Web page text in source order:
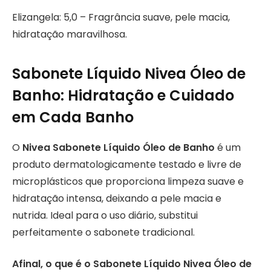
Elizangela: 5,0 – Fragrância suave, pele macia,
hidratação maravilhosa.
Sabonete Líquido Nivea Óleo de
Banho: Hidratação e Cuidado
em Cada Banho
O Nivea Sabonete Líquido Óleo de Banho é um
produto dermatologicamente testado e livre de
microplásticos que proporciona limpeza suave e
hidratação intensa, deixando a pele macia e
nutrida. Ideal para o uso diário, substitui
perfeitamente o sabonete tradicional.
Afinal, o que é o Sabonete Líquido Nivea Óleo de